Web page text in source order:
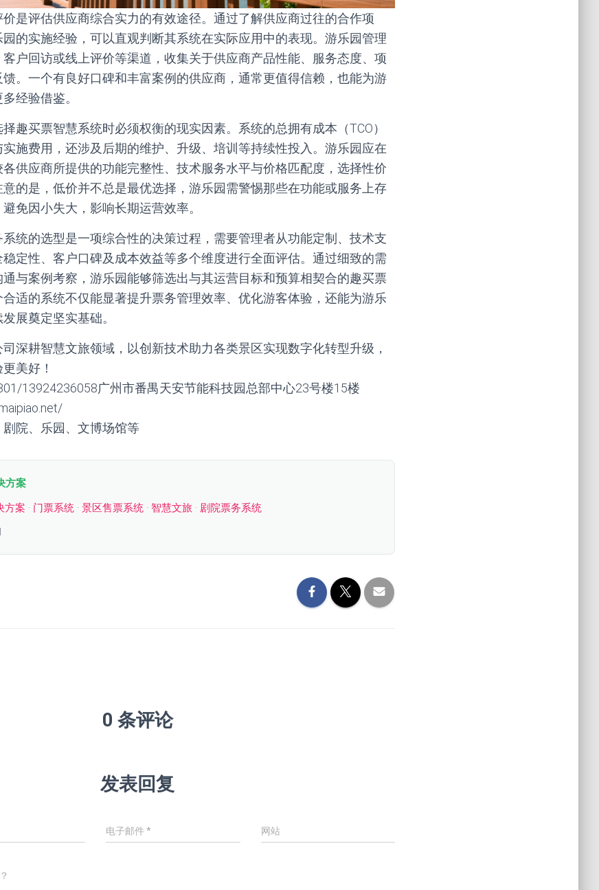
是评估供应商综合实力的有效途径。通过了解供应商过往的合作项
的实施经验，可以直观判断其系统在实际应用中的表现。游乐园管理
户回访或线上评价等渠道，收集关于供应商产品性能、服务态度、项
。一个有良好口碑和丰富案例的供应商，通常更值得信赖，也能为游
经验借鉴。
趣买票智慧系统时必须权衡的现实因素。系统的总拥有成本（TCO）
施费用，还涉及后期的维护、升级、培训等持续性投入。游乐园应在
供应商所提供的功能完整性、技术服务水平与价格匹配度，选择性价
的是，低价并不总是最优选择，游乐园需警惕那些在功能或服务上存
免因小失大，影响长期运营效率。
统的选型是一项综合性的决策过程，需要管理者从功能定制、技术支
定性、客户口碑及成本效益等多个维度进行全面评估。通过细致的需
与案例考察，游乐园能够筛选出与其运营目标和预算相契合的趣买票
适的系统不仅能显著提升票务管理效率、优化游客体验，还能为游乐
展奠定坚实基础。
深耕智慧文旅领域，以创新技术助力各类景区实现数字化转型升级，
美好！
13924236058广州市番禺天安节能科技园总部中心23号楼15楼
院、乐园、文博场馆等
方案
方案 · 门票系统 · 景区售票系统 · 智慧文旅 · 剧院票务系统
0 条评论
发表回复
电子邮件* 网站